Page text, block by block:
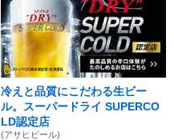
冷えと品質にこだわる生ビー
ル。スーパードライ SUPERCO
LD認定店
(アサヒビール)